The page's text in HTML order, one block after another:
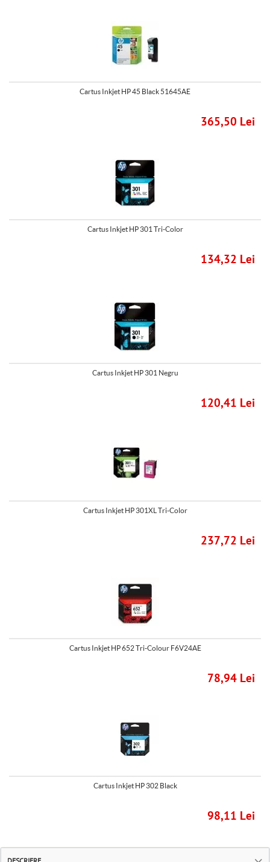
Cartus Inkjet HP 45 Black 51645AE
365,50 Lei
Cartus Inkjet HP 301 Tri-Color
134,32 Lei
Cartus Inkjet HP 301 Negru
120,41 Lei
Cartus Inkjet HP 301XL Tri-Color
237,72 Lei
Cartus Inkjet HP 652 Tri-Colour F6V24AE
78,94 Lei
Cartus Inkjet HP 302 Black
98,11 Lei